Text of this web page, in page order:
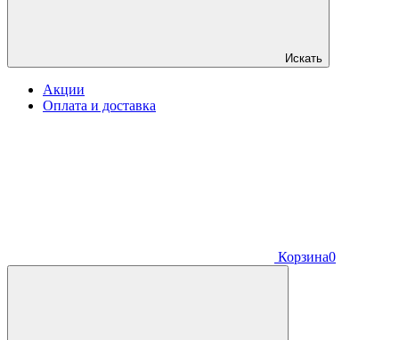
Искать
Акции
Оплата и доставка
Корзина0